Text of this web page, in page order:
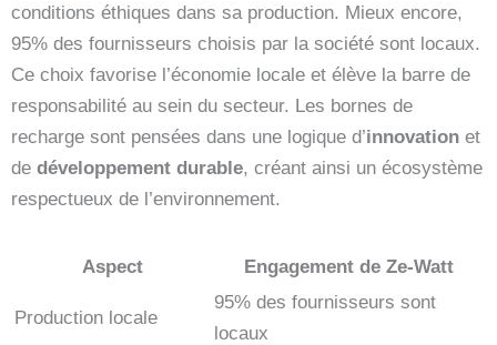
conditions éthiques dans sa production. Mieux encore,
95% des fournisseurs choisis par la société sont locaux.
Ce choix favorise l’économie locale et élève la barre de
responsabilité au sein du secteur. Les bornes de
recharge sont pensées dans une logique d’innovation et
de développement durable, créant ainsi un écosystème
respectueux de l’environnement.
Aspect Engagement de Ze-Watt
Production locale
95% des fournisseurs sont
locaux